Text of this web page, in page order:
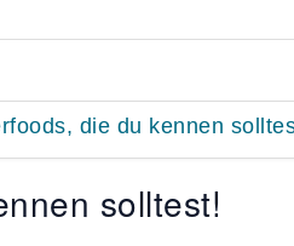
solltest!